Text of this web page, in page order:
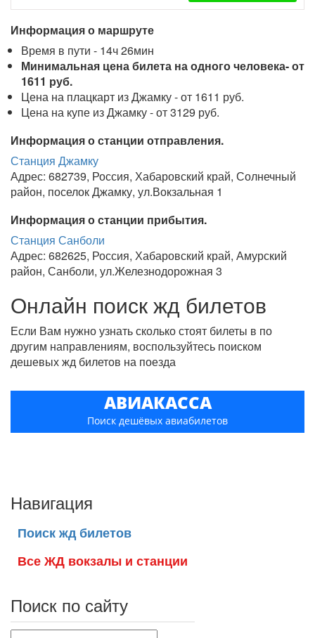
Информация о маршруте
Время в пути - 14ч 26мин
Минимальная цена билета на одного человека- от
1611 руб.
Цена на плацкарт из Джамку - от 1611 руб.
Цена на купе из Джамку - от 3129 руб.
Информация о станции отправления.
Станция Джамку
Адрес: 682739, Россия, Хабаровский край, Солнечный
район, поселок Джамку, ул.Вокзальная 1
Информация о станции прибытия.
Станция Санболи
Адрес: 682625, Россия, Хабаровский край, Амурский
район, Санболи, ул.Железнодорожная 3
Онлайн поиск жд билетов
Если Вам нужно узнать сколько стоят билеты в по
другим направлениям, воспользуйтесь поиском
дешевых жд билетов на поезда
АВИАКАССА
Поиск дешёвых авиабилетов
Навигация
Поиск жд билетов
Все ЖД вокзалы и станции
Поиск по сайту